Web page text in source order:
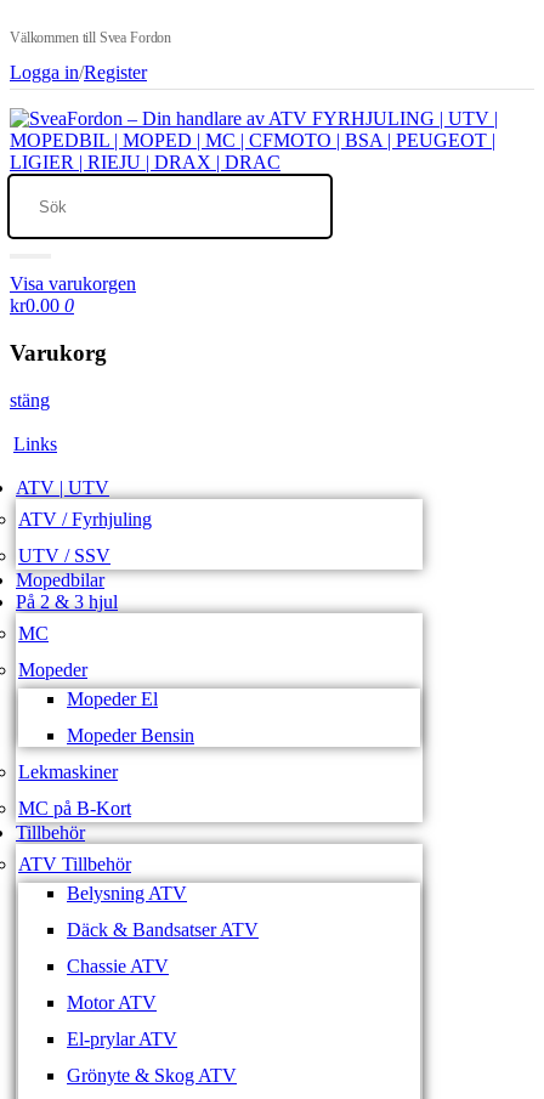
Välkommen till Svea Fordon
Logga in/Register
Visa varukorgen
kr0.00 0
Varukorg
stäng
Links
ATV | UTV
ATV / Fyrhjuling
UTV / SSV
Mopedbilar
På 2 & 3 hjul
MC
Mopeder
Mopeder El
Mopeder Bensin
Lekmaskiner
MC på B-Kort
Tillbehör
ATV Tillbehör
Belysning ATV
Däck & Bandsatser ATV
Chassie ATV
Motor ATV
El-prylar ATV
Grönyte & Skog ATV